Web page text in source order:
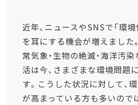
近年、ニュースやSNSで「環
を耳にする機会が増えました
常気象・生物の絶滅・海洋汚
活は今、さまざまな環境問題
す。こうした状況に対して、
が高まっている方も多いので